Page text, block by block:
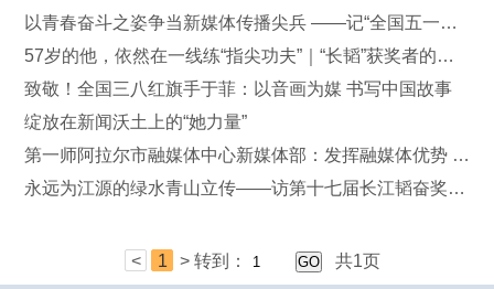
以青春奋斗之姿争当新媒体传播尖兵 ——记“全国五一劳动奖章”获得者、光明日报新闻客户端主编叶乐峰
57岁的他，依然在一线练“指尖功夫”｜“长韬”获奖者的追梦故事
致敬！全国三八红旗手于菲：以音画为媒 书写中国故事
绽放在新闻沃土上的“她力量”
第一师阿拉尔市融媒体中心新媒体部：发挥融媒体优势 服务民生大局
永远为江源的绿水青山立传——访第十七届长江韬奋奖获得者胡永科
< 1 > 转到： 共1页